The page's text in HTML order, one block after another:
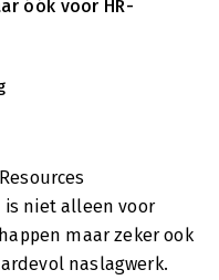
óók voor HR-
is niet alleen voor
maar zeker ook
naslagwerk.